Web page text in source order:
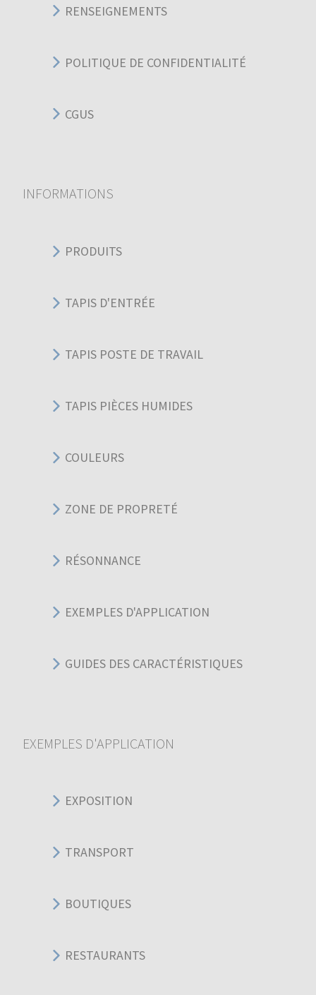
RENSEIGNEMENTS
POLITIQUE DE CONFIDENTIALITÉ
CGUS
INFORMATIONS
PRODUITS
TAPIS D'ENTRÉE
TAPIS POSTE DE TRAVAIL
TAPIS PIÈCES HUMIDES
COULEURS
ZONE DE PROPRETÉ
RÉSONNANCE
EXEMPLES D'APPLICATION
GUIDES DES CARACTÉRISTIQUES
EXEMPLES D'APPLICATION
EXPOSITION
TRANSPORT
BOUTIQUES
RESTAURANTS